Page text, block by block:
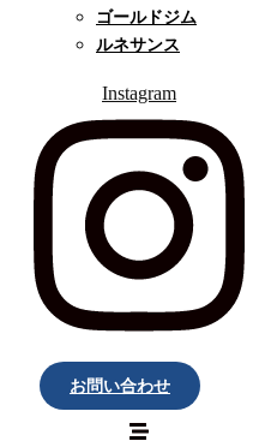
ゴールドジム
ルネサンス
Instagram
お問い合わせ